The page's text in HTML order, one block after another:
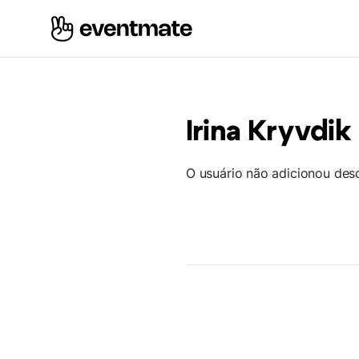
Irina Kryvdik
O usuário não adicionou